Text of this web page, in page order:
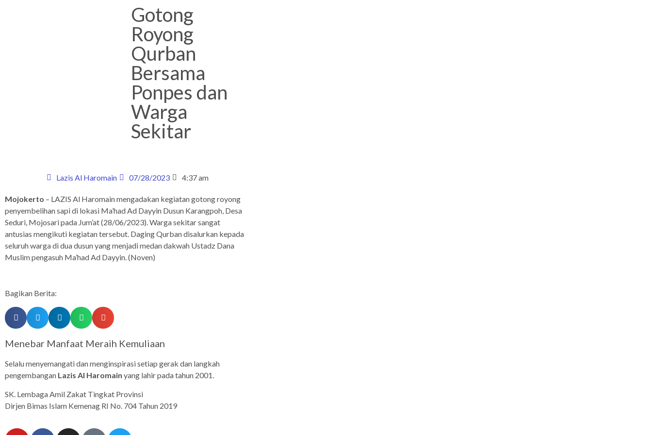
Gotong
Royong
Qurban
Bersama
Ponpes dan
Warga
Sekitar
Lazis Al Haromain 07/28/2023 4:37 am
Mojokerto – LAZIS Al Haromain mengadakan kegiatan gotong royong
penyembelihan sapi di lokasi Ma’had Ad Dayyin Dusun Karangpoh, Desa
Seduri, Mojosari pada Jum’at (28/06/2023). Warga sekitar sangat
antusias mengikuti kegiatan tersebut. Daging Qurban disalurkan kepada
seluruh warga di dua dusun yang menjadi medan dakwah Ustadz Dana
Muslim pengasuh Ma’had Ad Dayyin. (Noven)
Bagikan Berita:
Menebar Manfaat Meraih Kemuliaan
Selalu menyemangati dan menginspirasi setiap gerak dan langkah
pengembangan Lazis Al Haromain yang lahir pada tahun 2001.
SK. Lembaga Amil Zakat Tingkat Provinsi
Dirjen Bimas Islam Kemenag RI No. 704 Tahun 2019